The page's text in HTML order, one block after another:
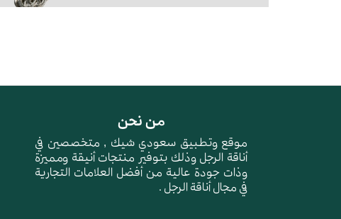
من نحن
موقع وتطبيق سعودي شيك , متخصصين في
أناقة الرجل وذلك بتوفير منتجات أنيقة ومميزة
وذات جودة عالية من أفضل العلامات التجارية
في مجال أناقة الرجل .